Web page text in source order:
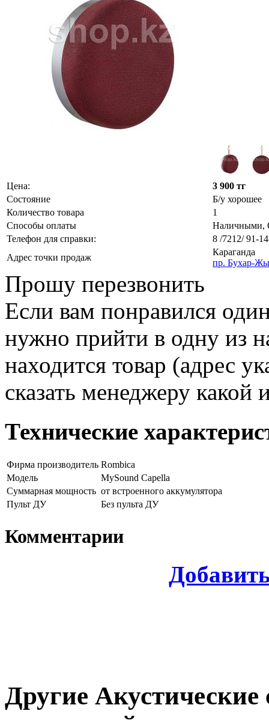
Цена:
3 900 тг
Состояние
Б/у хорошее
Количество товара
1
Способы оплаты
Наличными,
Телефон для справки:
8 /7212/ 91-
Адрес точки продаж
Караганда
пр. Бухар-
Прошу перезвонить
Если вам понравился
нужно прийти в одну из
находится товар (адрес
сказать менеджеру
Технические
Фирма производитель Rombica
Модель
MySound Capella
Суммарная мощность от встроенного аккумулятора
Пульт ДУ
Без пульта ДУ
Комментарии
Другие